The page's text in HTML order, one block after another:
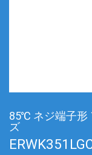
85℃ ネジ端子形
ズ